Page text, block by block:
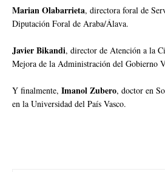
Marian Olabarrieta, directora foral de
Diputación Foral de Araba/Álava.
Javier Bikandi, director de Atención a la
Mejora de la Administración del Gobierno
Y finalmente, Imanol Zubero, doctor en
en la Universidad del País Vasco.